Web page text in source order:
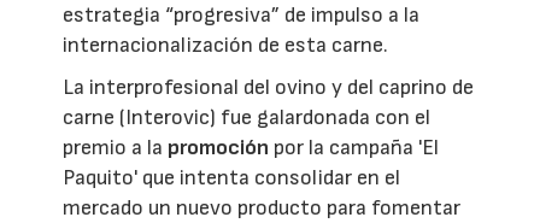
estrategia “progresiva” de impulso a la
internacionalización de esta carne.
La interprofesional del ovino y del caprino de
carne (Interovic) fue galardonada con el
premio a la promoción por la campaña 'El
Paquito' que intenta consolidar en el
mercado un nuevo producto para fomentar